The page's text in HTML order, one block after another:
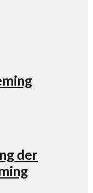
der